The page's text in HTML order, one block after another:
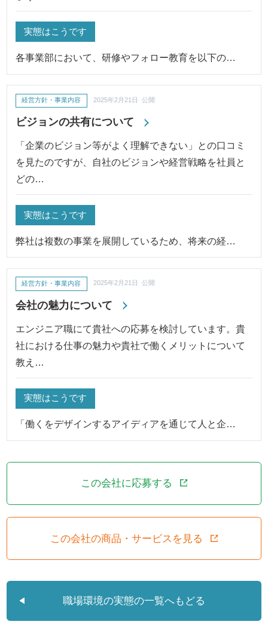
実態はこうです
各事業部において、研修やフォロー教育を以下の…
ビジョンの共有について
経営方針・事業内容 2025年2月21日 公開
「企業のビジョン等がよく理解できない」との口コミ
を見たのですが、自社のビジョンや経営戦略を社員と
どの…
実態はこうです
弊社は複数の事業を展開しているため、将来の経…
会社の魅力について
経営方針・事業内容 2025年2月21日 公開
エンジニア職にて貴社への応募を検討しています。貴
社における仕事の魅力や貴社で働くメリットについて
教え…
実態はこうです
「働くをデザインするアイディアを通じて人と企…
この会社に応募する
この会社の商品・サービスを見る
職場環境の実態の一覧へもどる